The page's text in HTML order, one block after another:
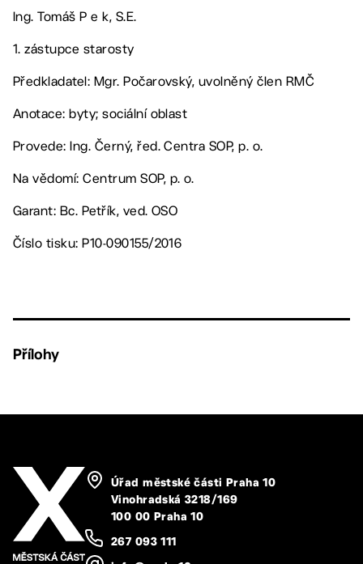
Ing. Tomáš P e k, S.E.
1. zástupce starosty
Předkladatel: Mgr. Počarovský, uvolněný člen RMČ
Anotace: byty; sociální oblast
Provede: Ing. Černý, řed. Centra SOP, p. o.
Na vědomí: Centrum SOP, p. o.
Garant: Bc. Petřík, ved. OSO
Číslo tisku: P10-090155/2016
Přílohy
Úřad městské části Praha 10
Vinohradská 3218/169
100 00 Praha 10
267 093 111